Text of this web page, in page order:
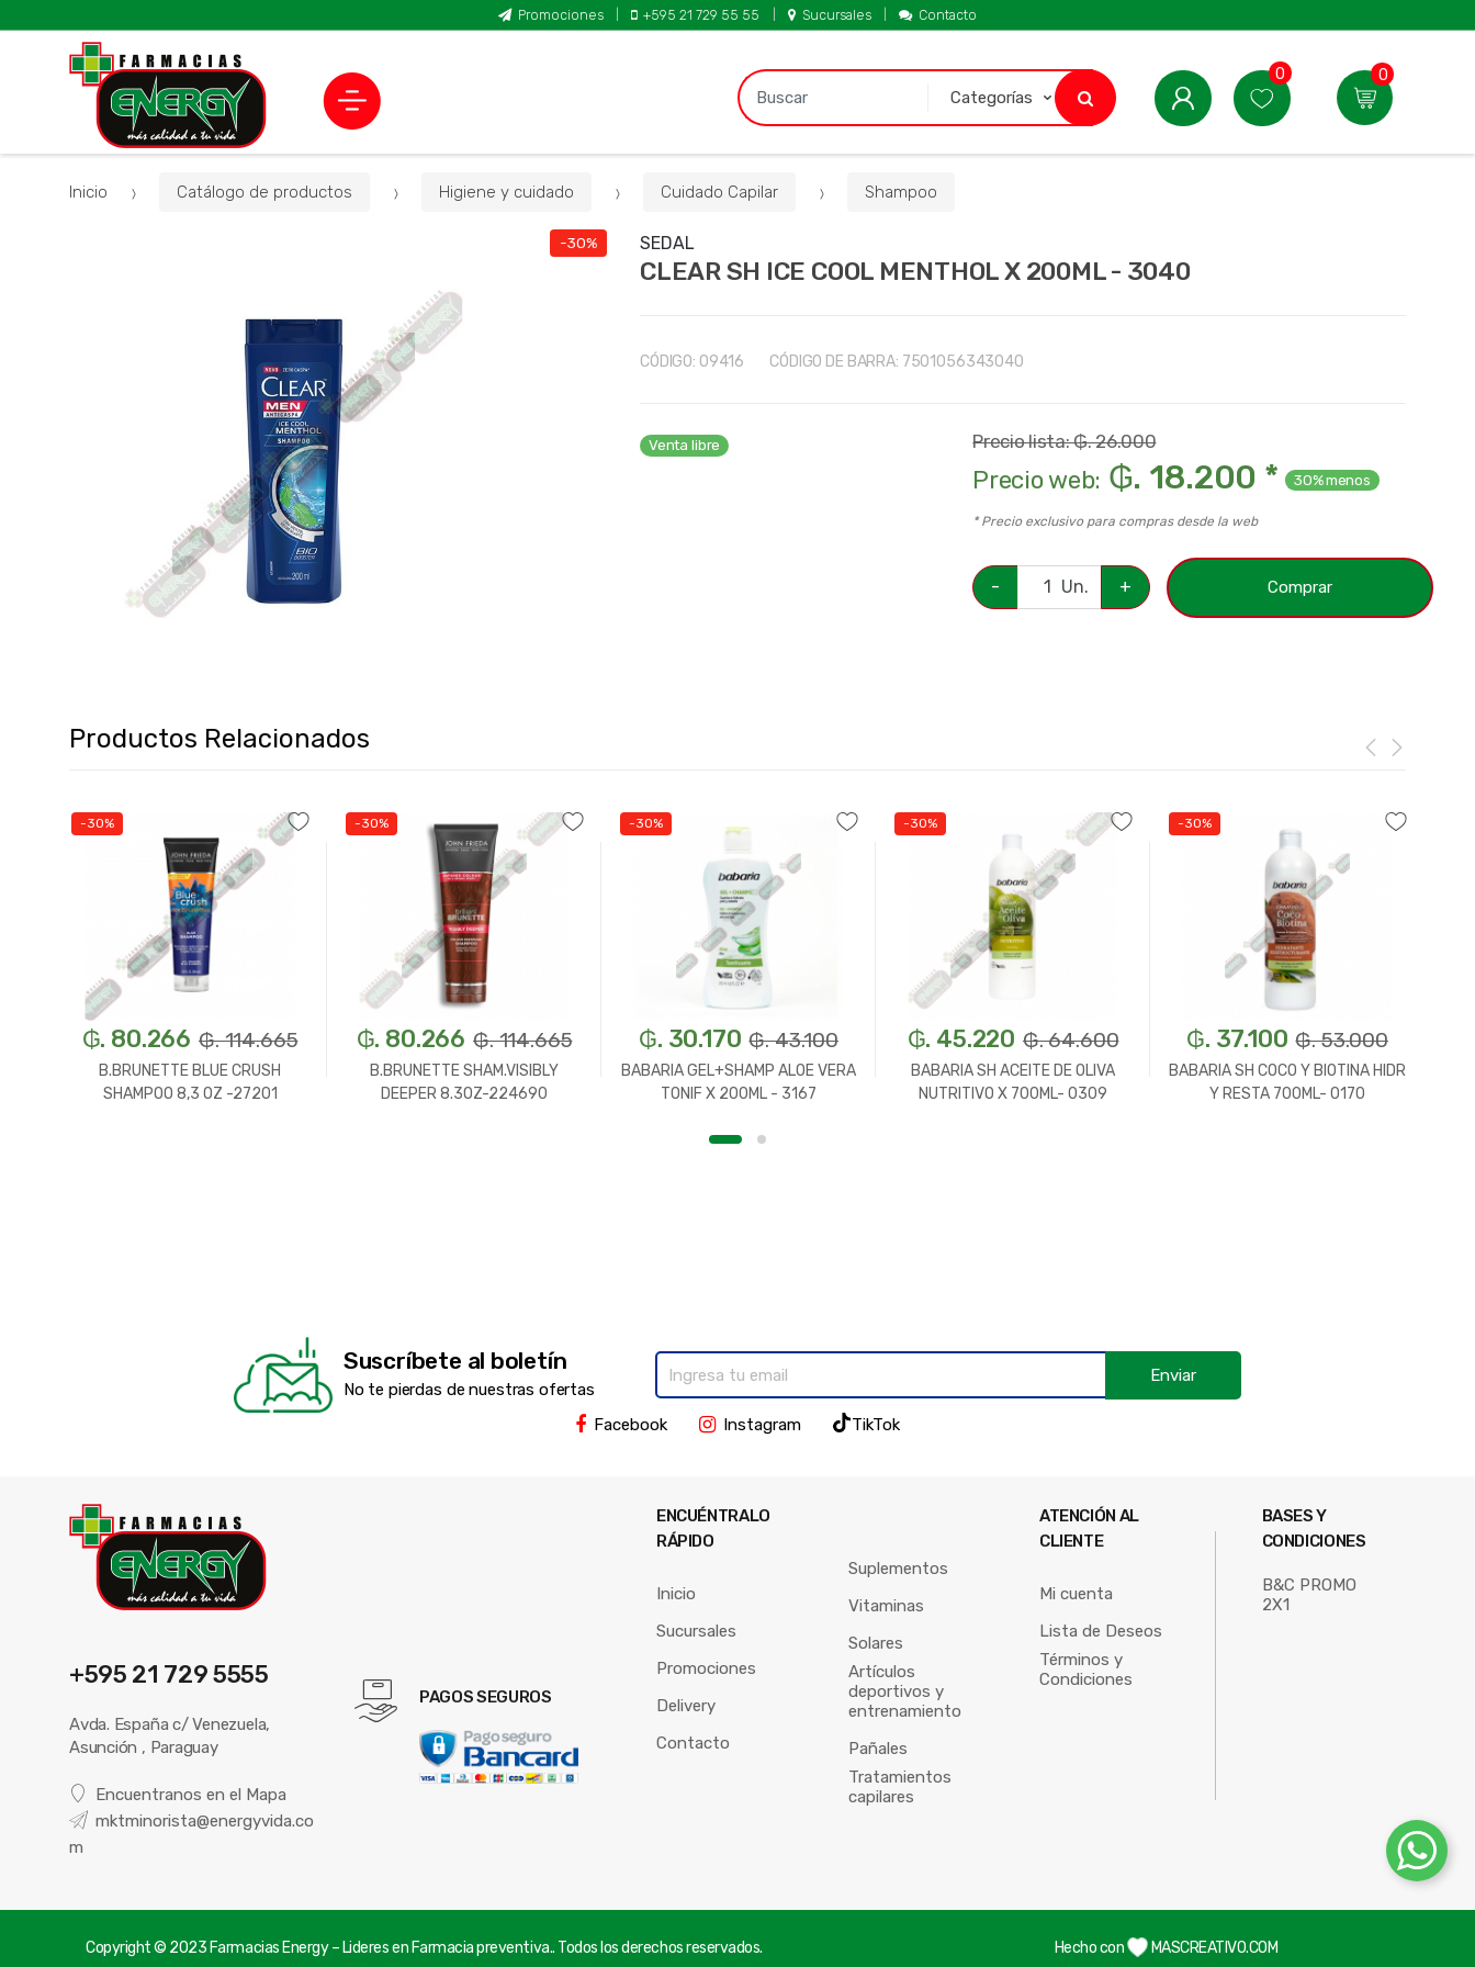
Promociones +595 21 729 55 55 Sucursales Contacto
B
u
c
a
o
0 0
Inicio Catálogo de productos Higiene y cuidado Cuidado Capilar Shampoo
-30% SEDAL
CLEAR SH ICE COOL MENTHOL X 200ML - 3040
CÓDIGO: 09416 CÓDIGO DE BARRA: 7501056343040
Venta libre Precio lista: ₲. 26.000
Precio web: ₲. 18.200 * 30% menos
* Precio exclusivo para compras desde la web
- Un. + Comprar
Productos Relacionados
-30%
₲. 80.266 ₲. 114.665
B.BRUNETTE BLUE CRUSH
SHAMPOO 8,3 OZ -27201
-30%
₲. 80.266 ₲. 114.665
B.BRUNETTE SHAM.VISIBLY
DEEPER 8.3OZ-224690
-30%
₲. 30.170 ₲. 43.100
BABARIA GEL+SHAMP ALOE VERA
TONIF X 200ML - 3167
-30%
₲. 45.220 ₲. 64.600
BABARIA SH ACEITE DE OLIVA
NUTRITIVO X 700ML- 0309
-30%
₲. 37.100 ₲. 53.000
BABARIA SH COCO Y BIOTINA HIDR
Y RESTA 700ML- 0170
Suscríbete al boletín
No te pierdas de nuestras ofertas
Enviar
Facebook Instagram TikTok
+595 21 729 5555
Avda. España c/ Venezuela,
Asunción , Paraguay
Encuentranos en el Mapa
mktminorista@energyvida.co
m
PAGOS SEGUROS
ENCUÉNTRALO
RÁPIDO
Inicio
Sucursales
Promociones
Delivery
Contacto
Suplementos
Vitaminas
Solares
Artículos
deportivos y
entrenamiento
Pañales
Tratamientos
capilares
ATENCIÓN AL
CLIENTE
Mi cuenta
Lista de Deseos
Términos y
Condiciones
BASES Y
CONDICIONES
B&C PROMO
2X1
Copyright © 2023 Farmacias Energy – Lideres en Farmacia preventiva.. Todos los derechos reservados. Hecho con MASCREATIVO.COM